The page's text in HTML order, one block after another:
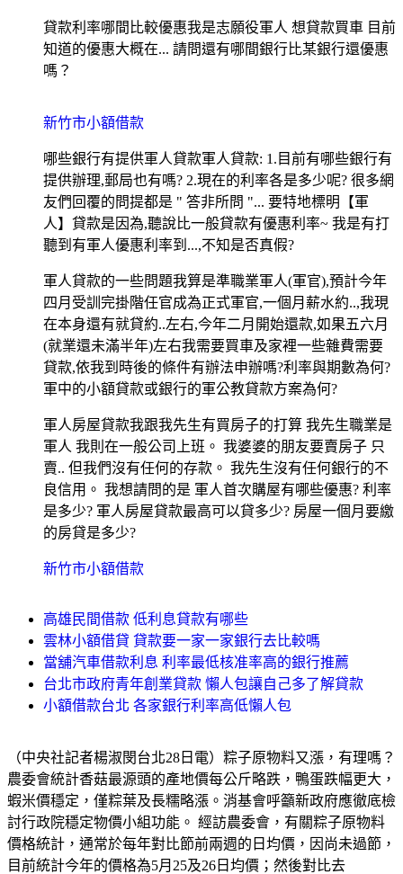
貸款利率哪間比較優惠我是志願役軍人 想貸款買車 目前
知道的優惠大概在... 請問還有哪間銀行比某銀行還優惠
嗎？
新竹市小額借款
哪些銀行有提供軍人貸款軍人貸款: 1.目前有哪些銀行有
提供辦理,郵局也有嗎? 2.現在的利率各是多少呢? 很多網
友們回覆的問提都是 " 答非所問 "... 要特地標明【軍
人】貸款是因為,聽說比一般貸款有優惠利率~ 我是有打
聽到有軍人優惠利率到...,不知是否真假?
軍人貸款的一些問題我算是準職業軍人(軍官),預計今年
四月受訓完掛階任官成為正式軍官,一個月薪水約..,我現
在本身還有就貸約..左右,今年二月開始還款,如果五六月
(就業還未滿半年)左右我需要買車及家裡一些雜費需要
貸款,依我到時後的條件有辦法申辦嗎?利率與期數為何?
軍中的小額貸款或銀行的軍公教貸款方案為何?
軍人房屋貸款我跟我先生有買房子的打算 我先生職業是
軍人 我則在一般公司上班。 我婆婆的朋友要賣房子 只
賣.. 但我們沒有任何的存款。 我先生沒有任何銀行的不
良信用。 我想請問的是 軍人首次購屋有哪些優惠? 利率
是多少? 軍人房屋貸款最高可以貸多少? 房屋一個月要繳
的房貸是多少?
新竹市小額借款
高雄民間借款 低利息貸款有哪些
雲林小額借貸 貸款要一家一家銀行去比較嗎
當舖汽車借款利息 利率最低核准率高的銀行推薦
台北市政府青年創業貸款 懶人包讓自己多了解貸款
小額借款台北 各家銀行利率高低懶人包
（中央社記者楊淑閔台北28日電）粽子原物料又漲，有理嗎？
農委會統計香菇最源頭的產地價每公斤略跌，鴨蛋跌幅更大，
蝦米價穩定，僅粽葉及長糯略漲。消基會呼籲新政府應徹底檢
討行政院穩定物價小組功能。 經訪農委會，有關粽子原物料
價格統計，通常於每年對比節前兩週的日均價，因尚未過節，
目前統計今年的價格為5月25及26日均價；然後對比去